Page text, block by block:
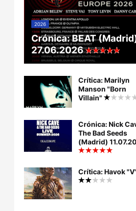
2026
Crónica: BEAT
27.06.2026
Crítica: Marilyn
Manson "Born
Villain"
Crónica: Nick
The Bad Seeds
(Madrid)
Crítica: Havok